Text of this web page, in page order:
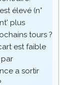
élevé (n°
plus
tours ?
est faible
a sortir